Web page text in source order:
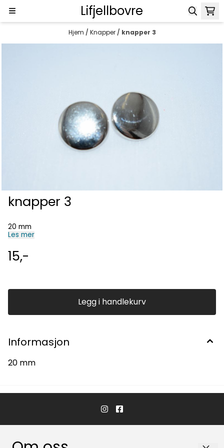
Hopp til innhold Lifjellbovre
Hjem / Knapper / knapper 3
knapper 3
20 mm
Les mer
15,-
Legg i handlekurv
Informasjon
20 mm